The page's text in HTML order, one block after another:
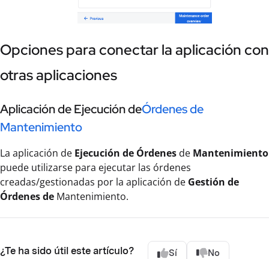
Opciones para conectar la aplicación con
otras aplicaciones
Aplicación de Ejecución deÓrdenes de
Mantenimiento
La aplicación de Ejecución de Órdenes de Mantenimiento
puede utilizarse para ejecutar las órdenes
creadas/gestionadas por la aplicación de Gestión de
Órdenes de Mantenimiento.
¿Te ha sido útil este artículo? Sí No